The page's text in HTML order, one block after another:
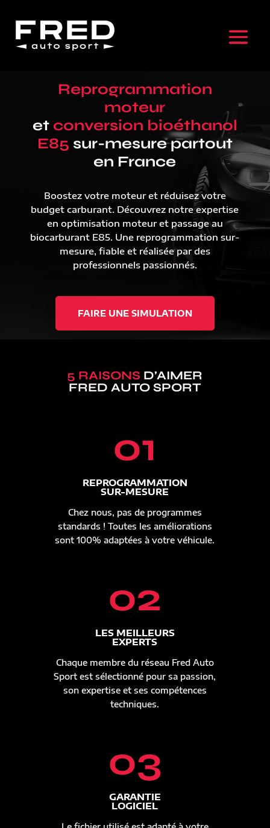
Reprogrammation
moteur
et conversion bioéthanol
E85 sur-mesure partout
en France
Boostez votre moteur et réduisez votre
budget carburant. Découvrez notre expertise
en optimisation moteur et passage au
biocarburant E85. Une reprogrammation sur-
mesure, fiable et réalisée par des
professionnels passionnés.
FAIRE UNE SIMULATION
5 RAISONS D’AIMER
FRED AUTO SPORT
01
REPROGRAMMATION
SUR-MESURE
Chez nous, pas de programmes
standards ! Toutes les améliorations
sont 100% adaptées à votre véhicule.
02
LES MEILLEURS
EXPERTS
Chaque membre du réseau Fred Auto
Sport est sélectionné pour sa passion,
son expertise et ses compétences
techniques.
03
GARANTIE
LOGICIEL